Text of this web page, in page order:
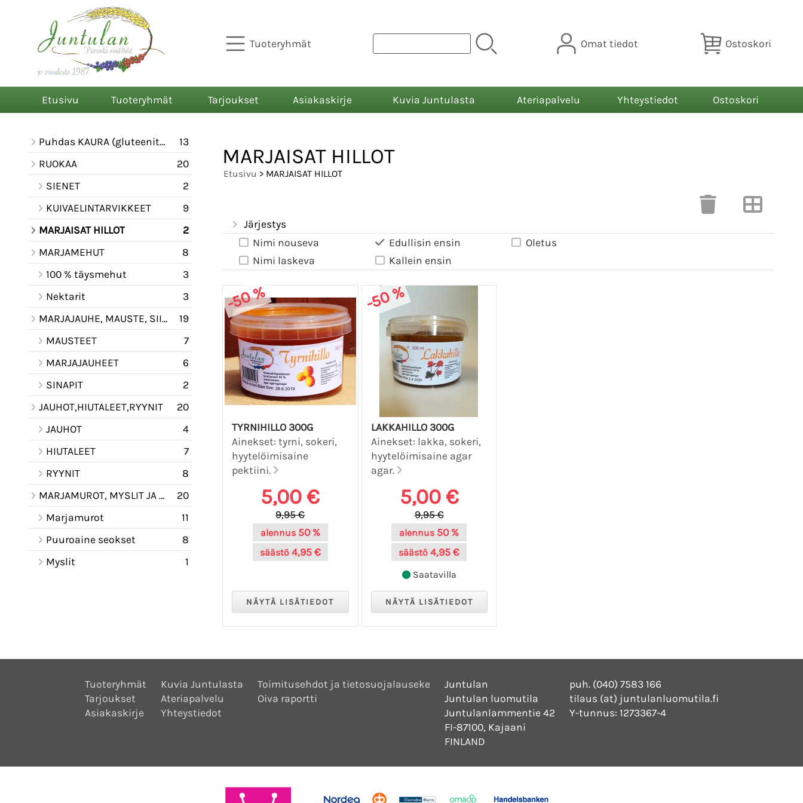
Tuoteryhmät Omat tiedot Ostoskori
Etusivu Tuoteryhmät Tarjoukset Asiakaskirje Kuvia Juntulasta Ateriapalvelu Yhteystiedot Ostoskori
Puhdas KAURA (gluteeniton)
13
RUOKAA
20
SIENET
2
KUIVAELINTARVIKKEET
9
MARJAISAT HILLOT
2
MARJAMEHUT
8
100 % täysmehut
3
Nektarit
3
MARJAJAUHE, MAUSTE, SIIRAPPI KASTIKE
19
MAUSTEET
7
MARJAJAUHEET
6
SINAPIT
2
JAUHOT,HIUTALEET,RYYNIT
20
JAUHOT
4
HIUTALEET
7
RYYNIT
8
MARJAMUROT, MYSLIT JA PUUROAINESEOKSET
20
Marjamurot
11
Puuroaine seokset
8
Myslit
1
MARJAISAT HILLOT
Etusivu > MARJAISAT HILLOT
Järjestys
Nimi nouseva
Nimi laskeva
Edullisin ensin
Kallein ensin
Oletus
-50 %
TYRNIHILLO 300G
Ainekset: tyrni, sokeri,
hyytelöimisaine
pektiini.
5,00 €
9,95 €
alennus 50 %
säästö 4,95 €
-50 %
LAKKAHILLO 300G
Ainekset: lakka, sokeri,
hyytelöimisaine agar
agar.
5,00 €
9,95 €
alennus 50 %
säästö 4,95 €
Saatavilla
Tuoteryhmät
Tarjoukset
Asiakaskirje
Kuvia Juntulasta
Ateriapalvelu
Yhteystiedot
Toimitusehdot ja tietosuojalauseke
Oiva raportti
Juntulan
Juntulan luomutila
Juntulanlammentie 42
FI-87100, Kajaani
FINLAND
puh. (040) 7583 166
tilaus (at) juntulanluomutila.fi
Y-tunnus: 1273367-4